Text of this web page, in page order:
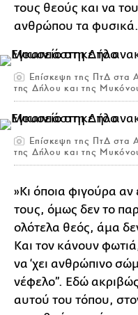
τους θεούς και να
ανθρώπου τα φυσικά.
Επίσκεψη της ΠτΔ στα
της Δήλου και της
Επίσκεψη της ΠτΔ στα
της Δήλου και της
»Κι όποια φιγούρα
τους, όμως δεν το
ολότελα θεός, άμα
Και τον κάνουν
να ‘χει ανθρώπινο
νέφελο”. Εδώ ακριβώς
αυτού του τόπου,